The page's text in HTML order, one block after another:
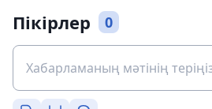
Пікірлер 0